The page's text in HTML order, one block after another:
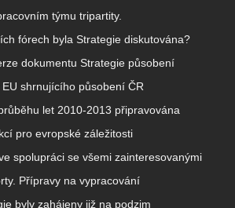
týmu tripartity.
fórech byla Strategie diskutována?
dokumentu Strategie působení
EU shrnujícího působení ČR
let 2010-2013 připravována
pro evropské záležitosti
spolupráci se všemi zainteresovanými
Přípravy na vypracování
byly zahájeny již na podzim